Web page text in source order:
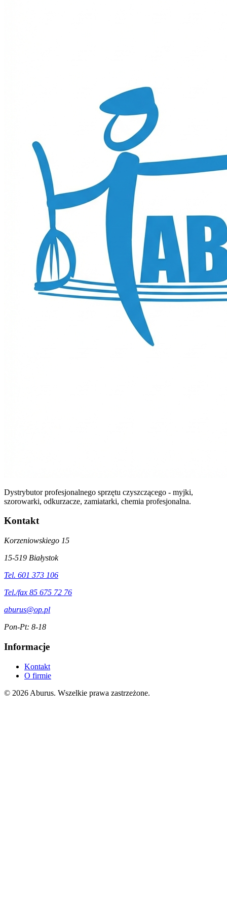
Dystrybutor profesjonalnego sprzętu czyszczącego - myjki,
szorowarki, odkurzacze, zamiatarki, chemia profesjonalna.
Kontakt
Korzeniowskiego 15
15-519 Białystok
Tel. 601 373 106
Tel./fax 85 675 72 76
aburus@op.pl
Pon-Pt: 8-18
Informacje
Kontakt
O firmie
© 2026 Aburus. Wszelkie prawa zastrzeżone.